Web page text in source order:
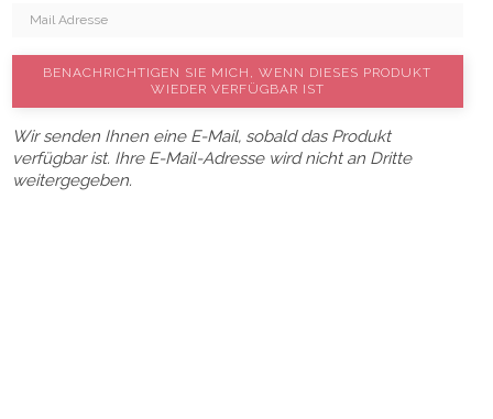
BENACHRICHTIGEN SIE MICH, WENN DIESES PRODUKT
WIEDER VERFÜGBAR IST
Wir senden Ihnen eine E-Mail, sobald das Produkt
verfügbar ist. Ihre E-Mail-Adresse wird nicht an Dritte
weitergegeben.